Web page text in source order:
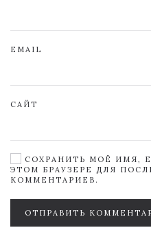
EMAIL
САЙТ
СОХРАНИТЬ МОЁ ИМЯ,
ЭТОМ БРАУЗЕРЕ ДЛЯ
КОММЕНТАРИЕВ.
ОТПРАВИТЬ